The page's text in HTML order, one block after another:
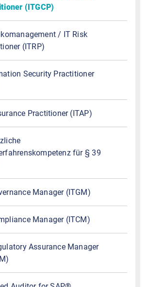
(ITGCP)
/ IT Risk
(ITRP)
Security Practitioner
Practitioner (ITAP)
für § 39
Manager (ITGM)
Manager (ITCM)
Assurance Manager